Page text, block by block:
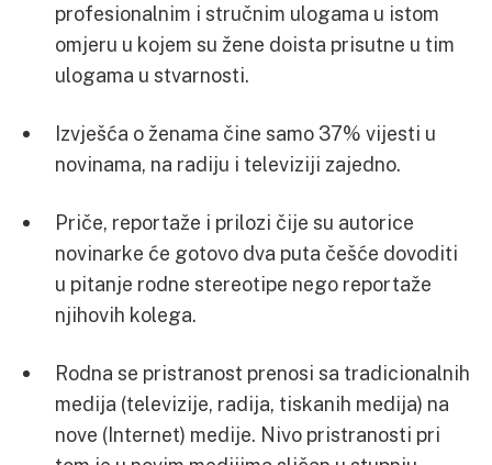
profesionalnim i stručnim ulogama u istom
omjeru u kojem su žene doista prisutne u tim
ulogama u stvarnosti.
Izvješća o ženama čine samo 37% vijesti u
novinama, na radiju i televiziji zajedno.
Priče, reportaže i prilozi čije su autorice
novinarke će gotovo dva puta češće dovoditi
u pitanje rodne stereotipe nego reportaže
njihovih kolega.
Rodna se pristranost prenosi sa tradicionalnih
medija (televizije, radija, tiskanih medija) na
nove (Internet) medije. Nivo pristranosti pri